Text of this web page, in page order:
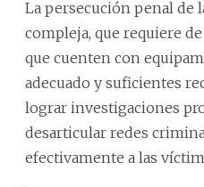
La persecución penal de
compleja, que requiere
que cuenten con
adecuado y suficientes
lograr investigaciones
desarticular redes
efectivamente a las